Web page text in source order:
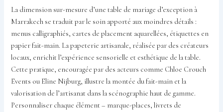
La dimension sur-mesure d’une table de mariage d’exception à
Marrakech se traduit par le soin apporté aux moindres détails :
menus calligraphiés, cartes de placement aquarellées, étiquettes en
papier fait-main. La papeterie artisanale, réalisée par des créateurs
locaux, enrichit l’expérience sensorielle et esthétique de la table.
Cette pratique, encouragée par des acteurs comme Chloe Crouch
Events ou Eline Nijburg, illustre la montée du fait-main et la
valorisation de l’artisanat dans la scénographie haut de gamme.
Personnaliser chaque élément – marque-places, livrets de